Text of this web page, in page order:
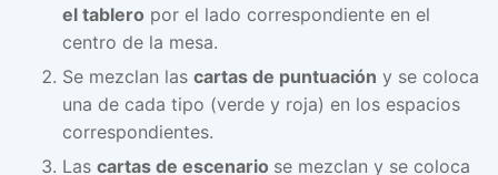
el tablero por el lado correspondiente en el
centro de la mesa.
Se mezclan las cartas de puntuación y se coloca
una de cada tipo (verde y roja) en los espacios
correspondientes.
Las cartas de escenario se mezclan y se coloca